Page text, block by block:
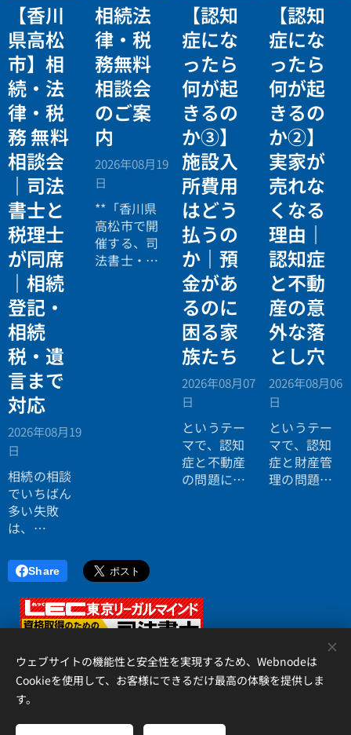
【香川
県高松
市】相
続・法
律・税
務 無料
相談会
｜司法
書士と
税理士
が同席
｜相続
登記・
相続
税・遺
言まで
対応
2026年08月19
日
相続の相談
でいちばん
多い失敗
は、
行ったら登
記の話がで
きず、司法
書士に行っ
たら税金が
い」ことで
す。
相続法
律・税
務無料
相談会
のご案
内
2026年08月19
日
**「香川県
高松市で開
催する、司
法書士・税
【認知
症にな
ったら
何が起
きるの
か③】
施設入
所費用
はどう
払うの
か｜預
金があ
るのに
困る家
族たち
2026年08月07
日
というテー
マで、認知
症と不動産
の問題につ
【認知
症にな
ったら
何が起
きるの
か②】
実家が
売れな
くなる
理由｜
認知症
と不動
産の意
外な落
とし穴
2026年08月06
日
というテー
マで、認知
症と財産管
理の問題に
Share
アイリス国際司法書士・行政書士事務所、 香川県高松市錦町２丁
目１３番７号 松岡ビル２Ｆ 、087-873-2653
ウェブサイトの機能性と安全性を実現するため、Webnodeは
Cookieを使用して、お客様にできるだけ最高の体験を提供しま
す。